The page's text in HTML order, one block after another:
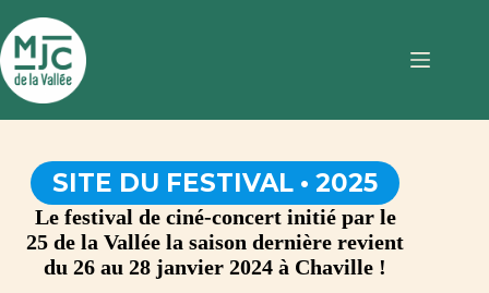
au
contenu
SITE DU FESTIVAL • 2025
Le festival de ciné-concert initié par le
25 de la Vallée la saison dernière revient
du 26 au 28 janvier 2024 à Chaville !